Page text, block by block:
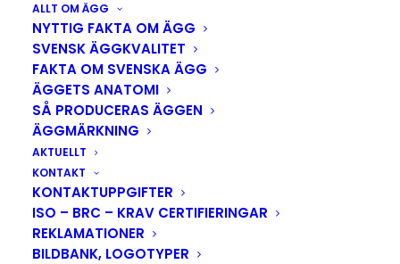
ALLT OM ÄGG
NYTTIG FAKTA OM ÄGG
SVENSK ÄGGKVALITET
FAKTA OM SVENSKA ÄGG
ÄGGETS ANATOMI
SÅ PRODUCERAS ÄGGEN
ÄGGMÄRKNING
AKTUELLT
KONTAKT
KONTAKTUPPGIFTER
ISO – BRC – KRAV CERTIFIERINGAR
REKLAMATIONER
BILDBANK, LOGOTYPER